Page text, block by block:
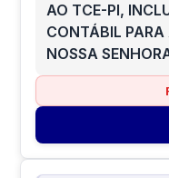
AO TCE-PI,
CONTÁBIL
NOSSA